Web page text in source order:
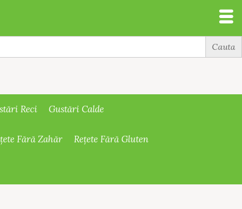
Reci Gustări Calde
Fără Zahăr Rețete Fără Gluten